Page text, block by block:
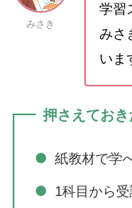
みさき
学習
みさ
いま
押さえてお
紙教材で学
1科目から